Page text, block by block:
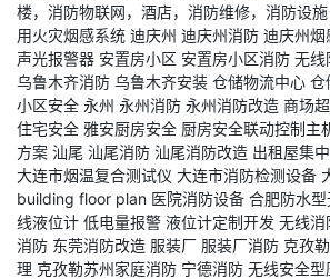
楼，消防物联网，酒店，消防维修，消防设
用火灾烟感系统 迪庆州 迪庆州消防 迪庆州烟
声光报警器 安置房小区 安置房小区消防 无线
乌鲁木齐消防 乌鲁木齐安装 仓储物流中心 仓
小区安全 永州 永州消防 永州消防改造 商场
住宅安全 雅安厨房安全 厨房安全联动控制主
方案 汕尾 汕尾消防 汕尾消防改造 出租屋集
大连市烟温复合测试仪 大连市消防检测设备
building floor plan 医院消防设备 合肥防水
线液位计 低电量报警 液位计定制开发 无线消
消防 东莞消防改造 服装厂 服装厂消防 克孜
理 克孜勒苏州家庭消防 宁德消防 无线安全型